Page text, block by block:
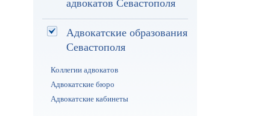
Адвокатские образования
Севастополя
Коллегии адвокатов
Адвокатские бюро
Адвокатские кабинеты